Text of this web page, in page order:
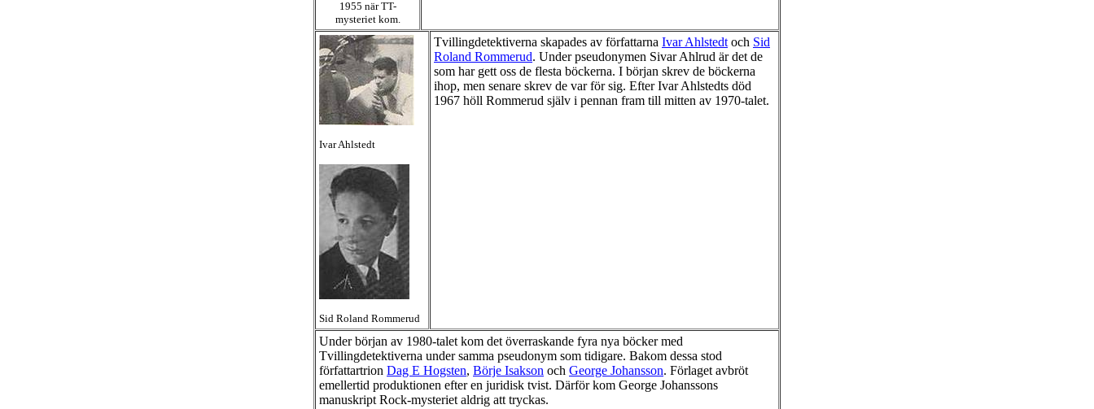
1955 när TT-
mysteriet kom.
Ivar Ahlstedt
Sid Roland Rommerud
Tvillingdetektiverna skapades av författarna Ivar Ahlstedt och Sid
Roland Rommerud. Under pseudonymen SivarAhlrud är det de
som har gett oss de flesta böckerna. I början skrev de böckerna
ihop, men senare skrev de var för sig. Efter Ivar Ahlstedts död
1967 höll Rommerud själv i pennan fram till mitten av 1970-talet.
Under början av 1980-talet kom det överraskande fyra nya böcker med
Tvillingdetektiverna under samma pseudonym som tidigare. Bakom dessa stod
författartrion Dag E Hogsten, Börje Isakson och George Johansson. Förlaget avbröt
emellertid produktionen efter en juridisk tvist. Därför kom George Johanssons
manuskript Rock-mysteriet aldrig att tryckas.